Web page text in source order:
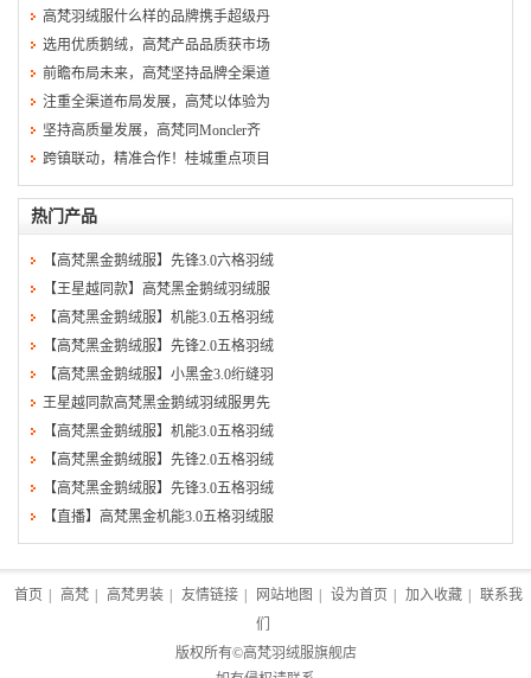
高梵羽绒服什么样的品牌携手超级丹
选用优质鹅绒，高梵产品品质获市场
前瞻布局未来，高梵坚持品牌全渠道
注重全渠道布局发展，高梵以体验为
坚持高质量发展，高梵同Moncler齐
跨镇联动，精准合作！桂城重点项目
热门产品
【高梵黑金鹅绒服】先锋3.0六格羽绒
【王星越同款】高梵黑金鹅绒羽绒服
【高梵黑金鹅绒服】机能3.0五格羽绒
【高梵黑金鹅绒服】先锋2.0五格羽绒
【高梵黑金鹅绒服】小黑金3.0绗缝羽
王星越同款高梵黑金鹅绒羽绒服男先
【高梵黑金鹅绒服】机能3.0五格羽绒
【高梵黑金鹅绒服】先锋2.0五格羽绒
【高梵黑金鹅绒服】先锋3.0五格羽绒
【直播】高梵黑金机能3.0五格羽绒服
首页 高梵 高梵男装 友情链接 网站地图 设为首页 加入收藏
联系我
们
版权所有©高梵羽绒服旗舰店